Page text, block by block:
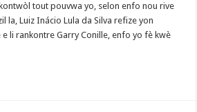
tout pouvwa yo, selon enfo nou rive
la, Luiz Inácio Lula da Silva refize yon
e li rankontre Garry Conille, enfo yo fè kwè